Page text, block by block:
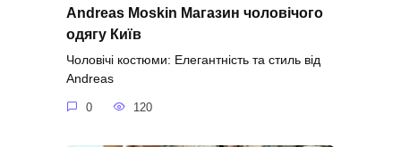
Andreas Moskin Магазин чоловічого
одягу Київ
Чоловічі костюми: Елегантність та стиль від
Andreas
0 120